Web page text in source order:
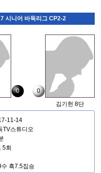
시니어 바둑리그 CP2-2
0
0
김기헌 8단
11-14
TV스튜디오
5회
흑7.5집승